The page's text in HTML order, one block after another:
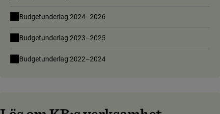
Budgetunderlag 2024–2026
Budgetunderlag 2023–2025
Budgetunderlag 2022–2024